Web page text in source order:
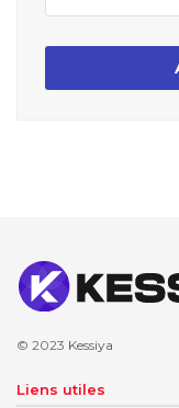
© 2023 Kessiya
Liens utiles